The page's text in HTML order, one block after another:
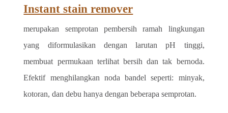
Instant stain remover
merupakan semprotan pembersih ramah lingkungan
yang diformulasikan dengan larutan pH tinggi,
membuat permukaan terlihat bersih dan tak bernoda.
Efektif menghilangkan noda bandel seperti: minyak,
kotoran, dan debu hanya dengan beberapa semprotan.